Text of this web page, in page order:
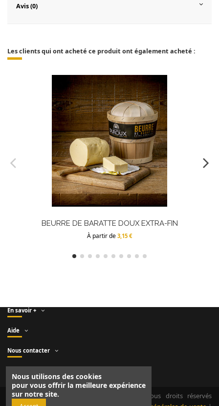
Avis (0)
Les clients qui ont acheté ce produit ont également acheté :
BEURRE DE BARATTE DOUX EXTRA-FIN
À partir de 3,15 €
En savoir +
Aide
Nous contacter
Copyright © Fromagerie DUROUX - 2021. Tous droits réservés
Nous utilisons des cookies
pour vous offrir la meilleure expérience
sur notre site.